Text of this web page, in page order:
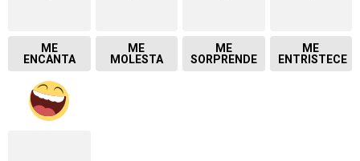
ME
ENCANTA
ME
MOLESTA
ME
SORPRENDE
ME
ENTRISTECE